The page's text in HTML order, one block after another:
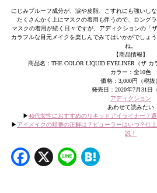
にじみプルーフ成分が、涙や皮脂、こすれにも強いし
たくさんかく上にマスクの着用も伴うので、ロング
マスクの着用が続く日々ですが、アディクションの「
カラフルな目元メイクを楽しんでみてはいかがでしょ
ね。
【商品情報】
商品名：THE COLOR LIQUID EYELINER（ザ カ
カラー：全10色
価格：3,000円（税抜）
発売日：2020年7月31日
アディクション
あわせて読みたい
▶︎40代女性におすすめのリキッドアイライナー７
▶︎ アイメイクの順番の正解は？ビューラーはいつ？仕
説！
Facebook
X Line